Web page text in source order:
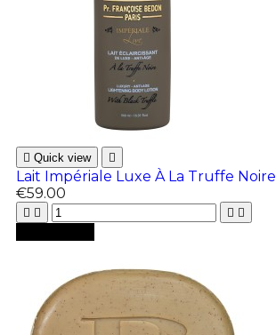
 Quick view 
Lait Impériale Luxe À La Truffe Noire
€59.00
   